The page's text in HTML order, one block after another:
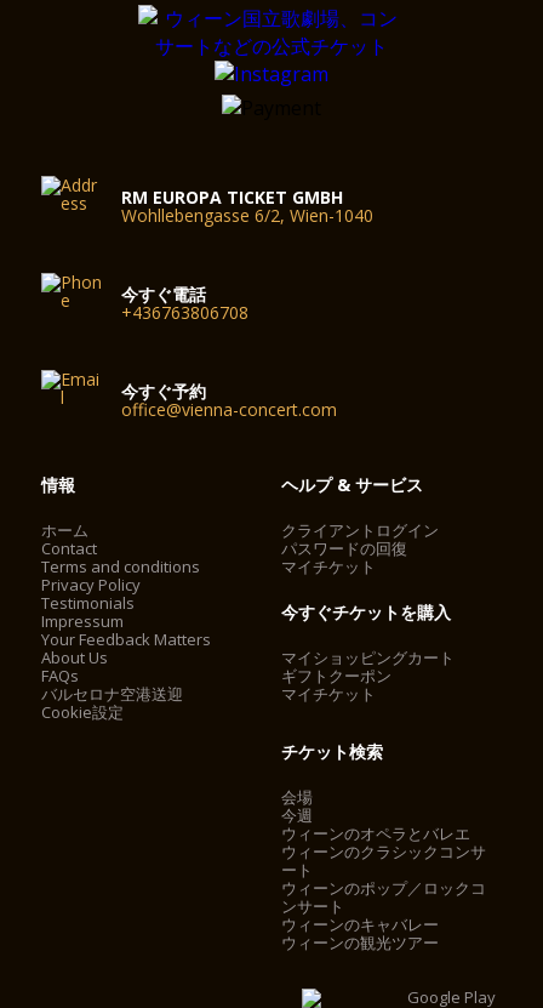
RM EUROPA TICKET GMBH
Wohllebengasse 6/2, Wien-1040
今すぐ電話
+436763806708
今すぐ予約
office@vienna-concert.com
情報
ホーム
Contact
Terms and conditions
Privacy Policy
Testimonials
Impressum
Your Feedback Matters
About Us
FAQs
バルセロナ空港送迎
Cookie設定
ヘルプ & サービス
クライアントログイン
パスワードの回復
マイチケット
今すぐチケットを購入
マイショッピングカート
ギフトクーポン
マイチケット
チケット検索
会場
今週
ウィーンのオペラとバレエ
ウィーンのクラシックコンサ
ート
ウィーンのポップ／ロックコ
ンサート
ウィーンのキャバレー
ウィーンの観光ツアー